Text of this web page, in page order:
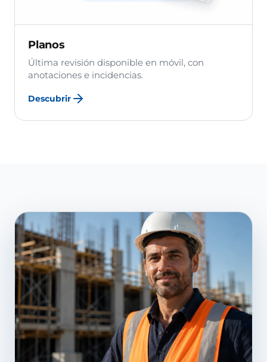
Planos
Última revisión disponible en móvil, con
anotaciones e incidencias.
Descubrir